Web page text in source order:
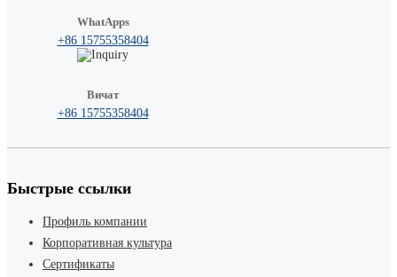
WhatApps
+86 15755358404
Вичат
+86 15755358404
Быстрые ссылки
Профиль компании
Корпоративная культура
Сертификаты